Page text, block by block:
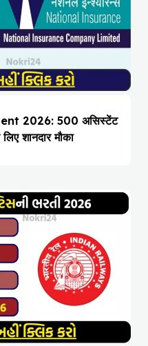
2026: 500 असिस्टेंट
शानदार मौका